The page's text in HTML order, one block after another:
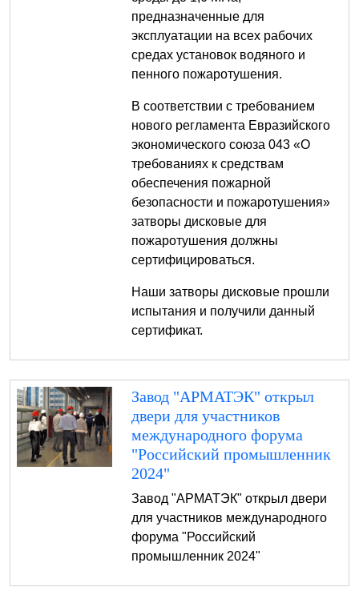
предназначенные для
эксплуатации на всех рабочих
средах установок водяного и
пенного пожаротушения.
В соответствии с требованием
нового регламента Евразийского
экономического союза 043 «О
требованиях к средствам
обеспечения пожарной
безопасности и пожаротушения»
затворы дисковые для
пожаротушения должны
сертифицироваться.
Наши затворы дисковые прошли
испытания и получили данный
сертификат.
Завод "АРМАТЭК" открыл
двери для участников
международного форума
"Российский промышленник
2024"
Завод "АРМАТЭК" открыл двери
для участников международного
форума "Российский
промышленник 2024"